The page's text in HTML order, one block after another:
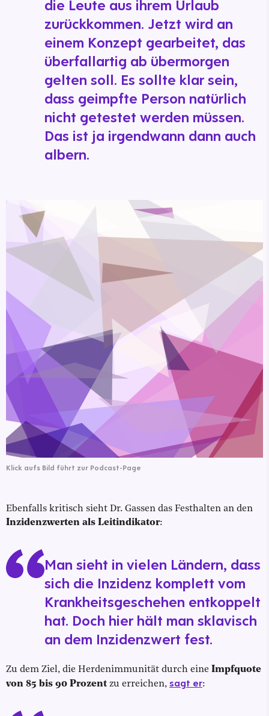
die Leute aus ihrem Urlaub
zurückkommen. Jetzt wird an
einem Konzept gearbeitet, das
überfallartig ab übermorgen
gelten soll. Es sollte klar sein,
dass geimpfte Person natürlich
nicht getestet werden müssen.
Das ist ja irgendwann dann auch
albern.
Klick aufs Bild führt zur Podcast-Page
Ebenfalls kritisch sieht Dr. Gassen das Festhalten an den
Inzidenzwerten als Leitindikator:
Man sieht in vielen Ländern, dass
sich die Inzidenz komplett vom
Krankheitsgeschehen entkoppelt
hat. Doch hier hält man sklavisch
an dem Inzidenzwert fest.
Zu dem Ziel, die Herdenimmunität durch eine Impfquote
von 85 bis 90 Prozent zu erreichen, sagt er: